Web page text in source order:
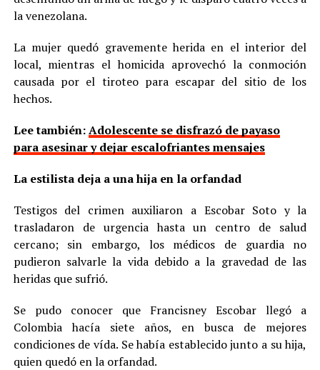
la venezolana.
La mujer quedó gravemente herida en el interior del
local, mientras el homicida aprovechó la conmoción
causada por el tiroteo para escapar del sitio de los
hechos.
Lee también:Adolescente se disfrazó de payaso
para asesinar y dejar escalofriantes mensajes
La estilista deja a una hija en la orfandad
Testigos del crimen auxiliaron a Escobar Soto y la
trasladaron de urgencia hasta un centro de salud
cercano; sin embargo, los médicos de guardia no
pudieron salvarle la vida debido a la gravedad de las
heridas que sufrió.
Se pudo conocer que Francisney Escobar llegó a
Colombia hacía siete años, en busca de mejores
condiciones de vída. Se había establecido junto a su hija,
quien quedó en la orfandad.